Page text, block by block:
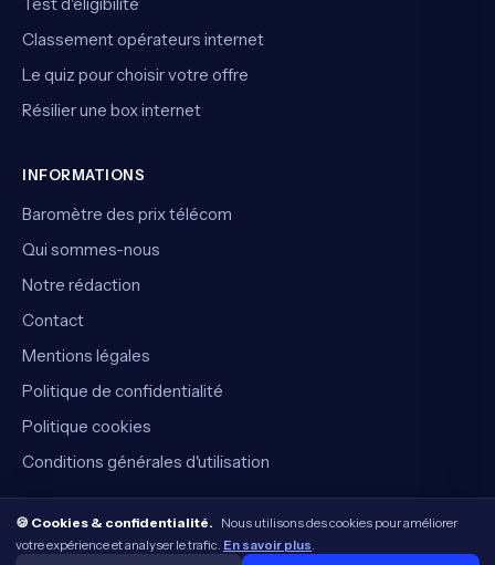
Classement opérateurs internet
Le quiz pour choisir votre offre
Résilier une box internet
INFORMATIONS
Baromètre des prix télécom
Qui sommes-nous
Notre rédaction
Contact
Mentions légales
Politique de confidentialité
Politique cookies
Conditions générales d'utilisation
© 2026 CompareVite — Tous droits réservés.
🍪 Cookies & confidentialité.
Nous utilisons des cookies pour améliorer
votre expérience et analyser le trafic. En savoir plus.